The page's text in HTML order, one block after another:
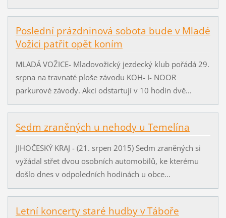
Poslední prázdninová sobota bude v Mladé
Vožici patřit opět koním
MLADÁ VOŽICE- Mladovožický jezdecký klub pořádá 29.
srpna na travnaté ploše závodu KOH- I- NOOR
parkurové závody. Akci odstartují v 10 hodin dvě...
Sedm zraněných u nehody u Temelína
JIHOČESKÝ KRAJ - (21. srpen 2015) Sedm zraněných si
vyžádal střet dvou osobních automobilů, ke kterému
došlo dnes v odpoledních hodinách u obce...
Letní koncerty staré hudby v Táboře